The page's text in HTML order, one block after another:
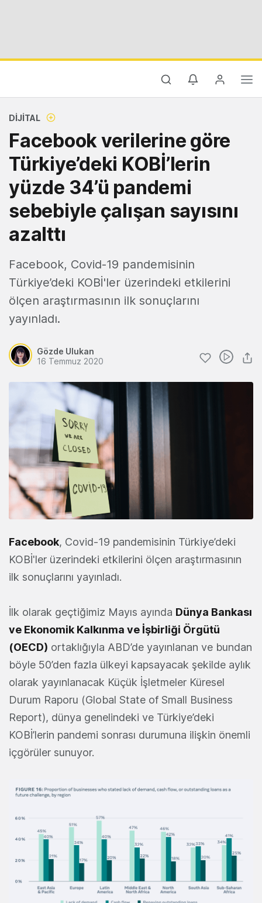
DIJITAL
Facebook verilerine göre
Türkiye’deki KOBİ’lerin
yüzde 34’ü pandemi
sebebiyle çalışan sayısını
azalttı
Facebook, Covid-19 pandemisinin
Türkiye’deki KOBİ'ler üzerindeki etkilerini
ölçen araştırmasının ilk sonuçlarını
yayınladı.
Gözde Ulukan
16 Temmuz 2020
Facebook, Covid-19 pandemisinin Türkiye’deki
KOBİ'ler üzerindeki etkilerini ölçen araştırmasının
ilk sonuçlarını yayınladı.
İlk olarak geçtiğimiz Mayıs ayında Dünya Bankası
ve Ekonomik Kalkınma ve İşbirliği Örgütü
(OECD) ortaklığıyla ABD’de yayınlanan ve bundan
böyle 50’den fazla ülkeyi kapsayacak şekilde aylık
olarak yayınlanacak Küçük İşletmeler Küresel
Durum Raporu (Global State of Small Business
Report), dünya genelindeki ve Türkiye’deki
KOBİ’lerin pandemi sonrası durumuna ilişkin önemli
içgörüler sunuyor.